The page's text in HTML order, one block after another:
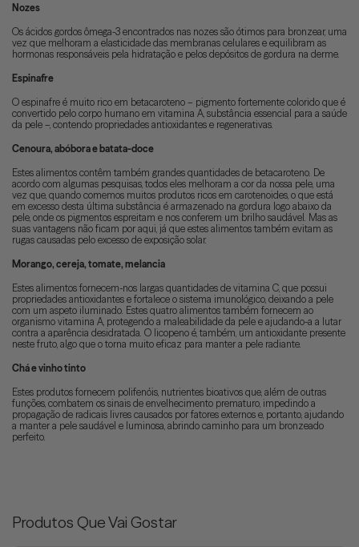
Nozes
Os ácidos gordos ômega-3 encontrados nas nozes são ótimos para bronzear, uma
vez que melhoram a elasticidade das membranas celulares e equilibram as
hormonas responsáveis pela hidratação e pelos depósitos de gordura na derme.
Espinafre
O espinafre é muito rico em betacaroteno – pigmento fortemente colorido que é
convertido pelo corpo humano em vitamina A, substância essencial para a saúde
da pele –, contendo propriedades antioxidantes e regenerativas.
Cenoura, abóbora e batata-doce
Estes alimentos contêm também grandes quantidades de betacaroteno. De
acordo com algumas pesquisas, todos eles melhoram a cor da nossa pele, uma
vez que, quando comemos muitos produtos ricos em carotenoides, o que está
em excesso desta última substância é armazenado na gordura logo abaixo da
pele, onde os pigmentos espreitam e nos conferem um brilho saudável. Mas as
suas vantagens não ficam por aqui, já que estes alimentos também evitam as
rugas causadas pelo excesso de exposição solar.
Morango, cereja, tomate, melancia
Estes alimentos fornecem-nos largas quantidades de vitamina C, que possui
propriedades antioxidantes e fortalece o sistema imunológico, deixando a pele
com um aspeto iluminado. Estes quatro alimentos também fornecem ao
organismo vitamina A, protegendo a maleabilidade da pele e ajudando-a a lutar
contra a aparência desidratada. O licopeno é, também, um antioxidante presente
neste fruto, algo que o torna muito eficaz para manter a pele radiante.
Chá e vinho tinto
Estes produtos fornecem polifenóis, nutrientes bioativos que, além de outras
funções, combatem os sinais de envelhecimento prematuro, impedindo a
propagação de radicais livres causados por fatores externos e, portanto, ajudando
a manter a pele saudável e luminosa, abrindo caminho para um bronzeado
perfeito.
Produtos Que Vai Gostar